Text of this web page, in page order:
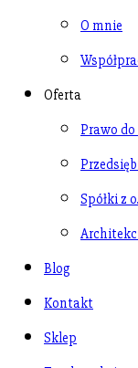
O mnie
Oferta
Prawo
Spółki z
Blog
Kontakt
Sklep